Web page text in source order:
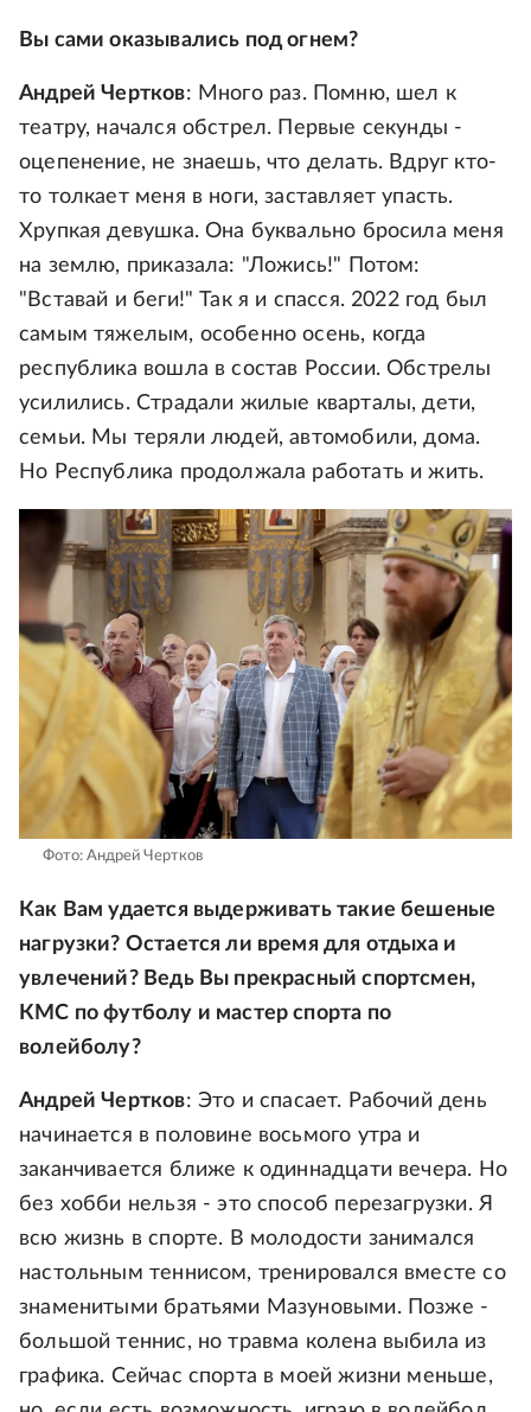
Вы сами оказывались под огнем?
Андрей Чертков: Много раз. Помню, шел к
театру, начался обстрел. Первые секунды -
оцепенение, не знаешь, что делать. Вдруг кто-
то толкает меня в ноги, заставляет упасть.
Хрупкая девушка. Она буквально бросила меня
на землю, приказала: "Ложись!" Потом:
"Вставай и беги!" Так я и спасся. 2022 год был
самым тяжелым, особенно осень, когда
республика вошла в состав России. Обстрелы
усилились. Страдали жилые кварталы, дети,
семьи. Мы теряли людей, автомобили, дома.
Но Республика продолжала работать и жить.
Фото: Андрей Чертков
Как Вам удается выдерживать такие бешеные
нагрузки? Остается ли время для отдыха и
увлечений? Ведь Вы прекрасный спортсмен,
КМС по футболу и мастер спорта по
волейболу?
Андрей Чертков: Это и спасает. Рабочий день
начинается в половине восьмого утра и
заканчивается ближе к одиннадцати вечера. Но
без хобби нельзя - это способ перезагрузки. Я
всю жизнь в спорте. В молодости занимался
настольным теннисом, тренировался вместе со
знаменитыми братьями Мазуновыми. Позже -
большой теннис, но травма колена выбила из
графика. Сейчас спорта в моей жизни меньше,